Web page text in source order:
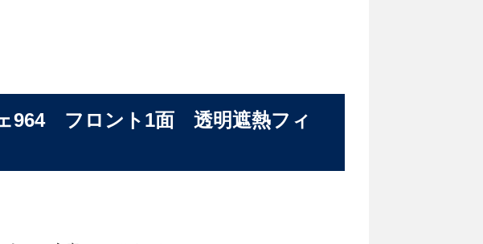
964 フロント1面 透明遮熱フィ